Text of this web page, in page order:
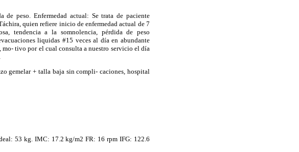
peso. Enfermedad actual: Se trata de paciente
quien refiere inicio de enfermedad actual de 7
tendencia a la somnolencia, pérdida de peso
liquidas #15 veces al día en abundante
mo-tivo por el cual consulta a nuestro servicio el día
gemelar + talla baja sincompli-caciones , hospital
53 kg. IMC: 17.2 kg/m2 FR: 16 rpm IFG: 122.6